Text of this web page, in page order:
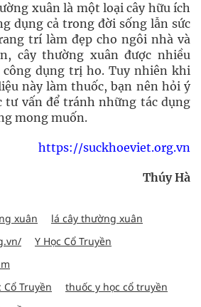
xuân là một loại cây hữu ích
dụng cả trong đời sống lẫn sức
trí làm đẹp cho ngôi nhà và
cây thường xuân được nhiều
dụng trị ho. Tuy nhiên khi
này làm thuốc, bạn nên hỏi ý
tư vấn để tránh những tác dụng
mong muốn.
https://suckhoeviet.org.vn
Thúy Hà
xuân
lá cây thường xuân
Y Học Cổ Truyền
Truyền
thuốc y học cổ truyền